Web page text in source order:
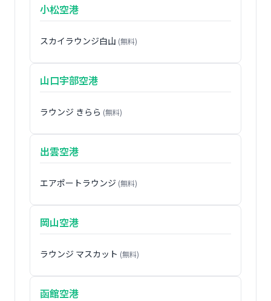
小松空港
スカイラウンジ白山 (無料)
山口宇部空港
ラウンジ きらら (無料)
出雲空港
エアポートラウンジ (無料)
岡山空港
ラウンジ マスカット (無料)
函館空港